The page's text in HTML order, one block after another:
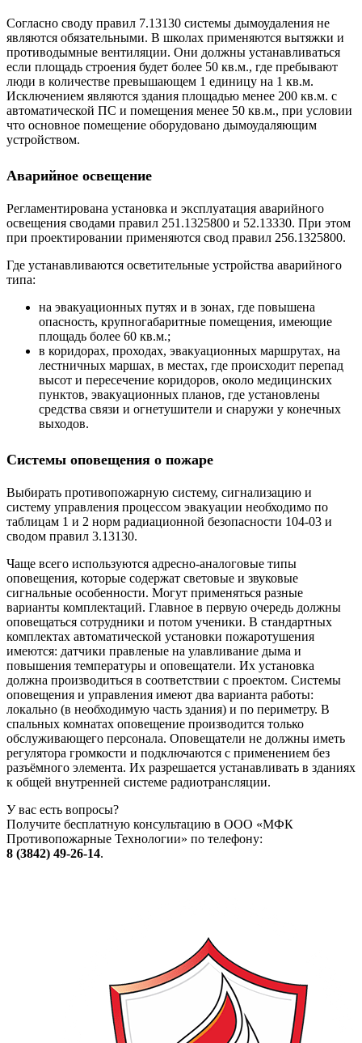
Согласно своду правил 7.13130 системы дымоудаления не
являются обязательными. В школах применяются вытяжки и
противодымные вентиляции. Они должны устанавливаться
если площадь строения будет более 50 кв.м., где пребывают
люди в количестве превышающем 1 единицу на 1 кв.м.
Исключением являются здания площадью менее 200 кв.м. с
автоматической ПС и помещения менее 50 кв.м., при условии
что основное помещение оборудовано дымоудаляющим
устройством.
Аварийное освещение
Регламентирована установка и эксплуатация аварийного
освещения сводами правил 251.1325800 и 52.13330. При этом
при проектировании применяются свод правил 256.1325800.
Где устанавливаются осветительные устройства аварийного
типа:
на эвакуационных путях и в зонах, где повышена
опасность, крупногабаритные помещения, имеющие
площадь более 60 кв.м.;
в коридорах, проходах, эвакуационных маршрутах, на
лестничных маршах, в местах, где происходит перепад
высот и пересечение коридоров, около медицинских
пунктов, эвакуационных планов, где установлены
средства связи и огнетушители и снаружи у конечных
выходов.
Системы оповещения о пожаре
Выбирать противопожарную систему, сигнализацию и
систему управления процессом эвакуации необходимо по
таблицам 1 и 2 норм радиационной безопасности 104-03 и
сводом правил 3.13130.
Чаще всего используются адресно-аналоговые типы
оповещения, которые содержат световые и звуковые
сигнальные особенности. Могут применяться разные
варианты комплектаций. Главное в первую очередь должны
оповещаться сотрудники и потом ученики. В стандартных
комплектах автоматической установки пожаротушения
имеются: датчики правленые на улавливание дыма и
повышения температуры и оповещатели. Их установка
должна производиться в соответствии с проектом. Системы
оповещения и управления имеют два варианта работы:
локально (в необходимую часть здания) и по периметру. В
спальных комнатах оповещение производится только
обслуживающего персонала. Оповещатели не должны иметь
регулятора громкости и подключаются с применением без
разъёмного элемента. Их разрешается устанавливать в зданиях
к общей внутренней системе радиотрансляции.
У вас есть вопросы?
Получите бесплатную консультацию в ООО «МФК
Противопожарные Технологии» по телефону:
8 (3842) 49-26-14.